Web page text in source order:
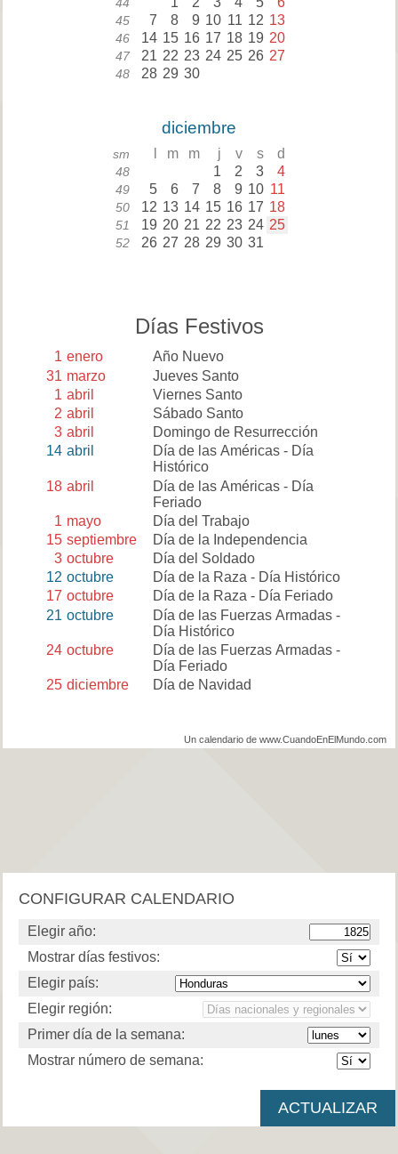
45 7 8 9 10 11 12 13
46 14 15 16 17 18 19 20
47 21 22 23 24 25 26 27
48 28 29 30
diciembre
sm m m j v s d
48 1 2 3 4
49 5 6 7 8 9 10 11
50 12 13 14 15 16 17 18
51 19 20 21 22 23 24 25
52 26 27 28 29 30 31
Días Festivos
1 enero
Año Nuevo
31 marzo
Jueves Santo
1 abril
Viernes Santo
2 abril
Sábado Santo
3 abril
Domingo de Resurrección
14 abril
Día de las Américas - Día
Histórico
18 abril
Día de las Américas - Día
Feriado
1 mayo
Día del Trabajo
15 septiembre
Día de la Independencia
3 octubre
Día del Soldado
12 octubre
Día de la Raza - Día Histórico
17 octubre
Día de la Raza - Día Feriado
21 octubre
Día de las Fuerzas Armadas -
Día Histórico
24 octubre
Día de las Fuerzas Armadas -
Día Feriado
25 diciembre Día de Navidad
Un calendario de www.CuandoEnElMundo.com
CONFIGURAR CALENDARIO
Elegir año:
Mostrar días festivos:
Elegir país:
Elegir región:
Primer día de la semana:
Mostrar número de semana: